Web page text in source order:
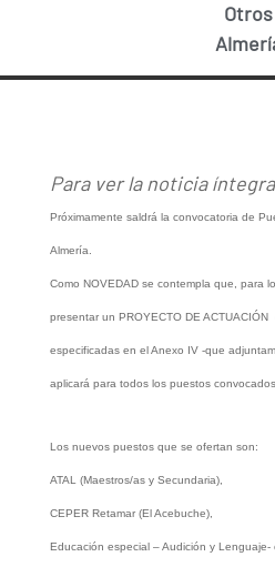
Otros
Para ver la noticia
Próximamente saldrá la convocatoria de
Almería.
Como NOVEDAD se contempla que, para
presentar un PROYECTO DE
especificadas en el Anexo IV -que
aplicará para todos los puestos
Los nuevos puestos que se ofertan son:
ATAL (Maestros/as y Secundaria),
CEPER Retamar (El Acebuche),
Educación especial – Audición y Lenguaje-